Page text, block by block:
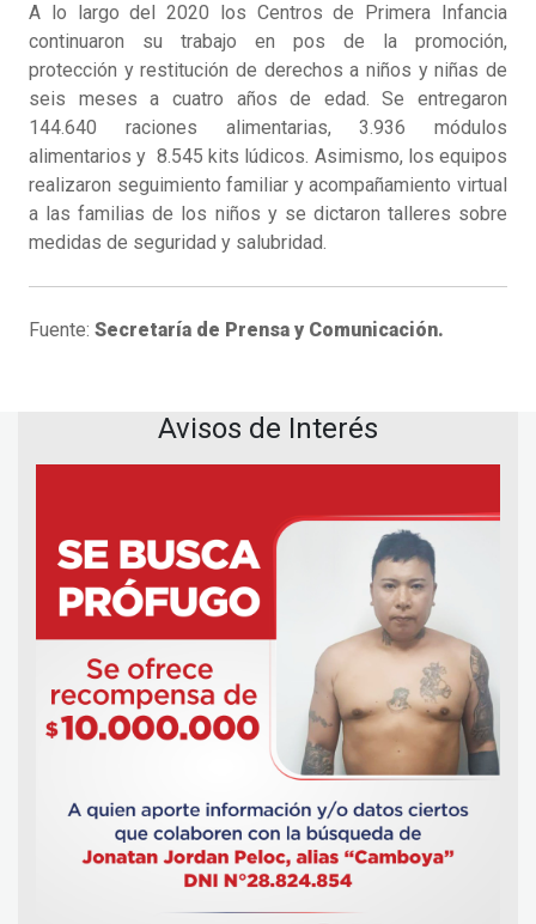
A lo largo del 2020 los Centros de Primera Infancia
continuaron su trabajo en pos de la promoción,
protección y restitución de derechos a niños y niñas de
seis meses a cuatro años de edad. Se entregaron
144.640 raciones alimentarias, 3.936 módulos
alimentarios y 8.545 kits lúdicos. Asimismo, los equipos
realizaron seguimiento familiar y acompañamiento virtual
a las familias de los niños y se dictaron talleres sobre
medidas de seguridad y salubridad.
Fuente: Secretaría de Prensa y Comunicación.
Avisos de Interés